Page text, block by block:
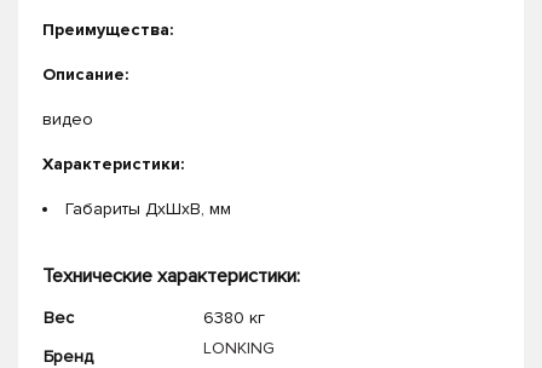
Преимущества:
Описание:
видео
Характеристики:
Габариты ДхШхВ, мм
Технические характеристики:
Вес
6380 кг
Бренд
LONKING